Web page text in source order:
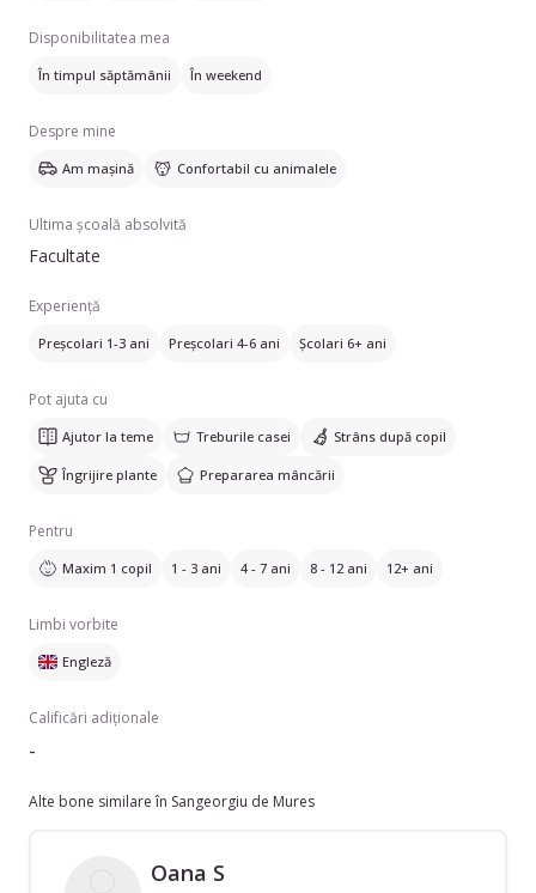
implicată, iar siguranța și bunăstarea copilului sunt prioritățile
mele. Pot ajuta la pregătirea meselor, activități educative și
Îmi doresc să ofer un mediu cald, sigur și plin de energie
pozitivă pentru cei mici.
Disponibilitatea mea
În timpul săptămânii În weekend
Despre mine
Am mașină Confortabil cu animalele
Ultima școală absolvită
Facultate
Experiență
Preșcolari 1-3 ani Preșcolari 4-6 ani Școlari 6+ ani
Pot ajuta cu
Ajutor la teme Treburile casei Strâns după copil
Îngrijire plante Prepararea mâncării
Pentru
Maxim 1 copil 1 - 3 ani 4 - 7 ani 8 - 12 ani 12+ ani
Limbi vorbite
Engleză
Calificări adiționale
-
Alte bone similare în Sangeorgiu de Mures
Oana S